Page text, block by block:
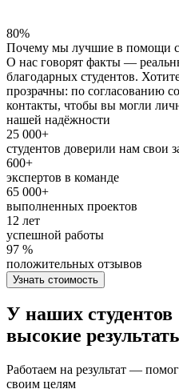
80%
Почему мы лучшие в помощи
О нас говорят факты —
благодарных студентов.
прозрачны: по согласованию
контакты, чтобы вы могли
нашей надёжности
25 000+
студентов доверили нам свои
600+
экспертов в команде
65 000+
выполненных проектов
12 лет
успешной работы
97 %
положительных отзывов
Узнать стоимость
У наших студентов
высокие
Работаем на результат —
своим целям